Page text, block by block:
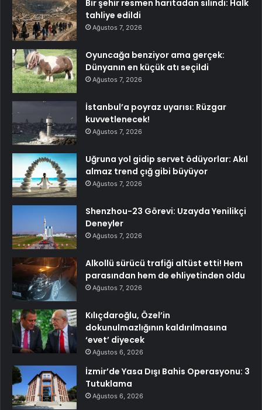
Bir şehir resmen haritadan silindi: Halk
tahliye edildi
Ağustos 7, 2026
Oyuncağa benziyor ama gerçek:
Dünyanın en küçük atı seçildi
Ağustos 7, 2026
İstanbul’a poyraz uyarısı: Rüzgar
kuvvetlenecek!
Ağustos 7, 2026
Uğruna yol gidip servet ödüyorlar: Akıl
almaz trend çığ gibi büyüyor
Ağustos 7, 2026
Shenzhou-23 Görevi: Uzayda Yenilikçi
Deneyler
Ağustos 7, 2026
Alkollü sürücü trafiği altüst etti! Hem
parasından hem de ehliyetinden oldu
Ağustos 7, 2026
Kılıçdaroğlu, Özel’in
dokunulmazlığının kaldırılmasına
‘evet’ diyecek
Ağustos 6, 2026
İzmir’de Yasa Dışı Bahis Operasyonu: 3
Tutuklama
Ağustos 6, 2026